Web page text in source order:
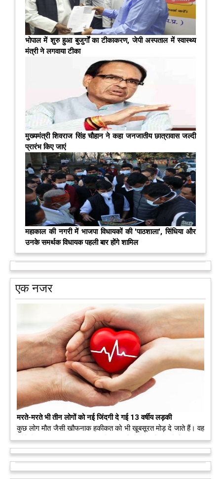
भोपाल में शुरु हुआ बुजुर्गों का टीकाकरण, जेपी अस्‍पताल में स्‍वास्‍थ्‍य
मंत्री ने लगवाया टीका
मुख्यमंत्री शिवराज सिंह चौहान ने कहा जनजातीय छात्रावास जल्‍दी
प्रारंभ किए जाएं
महाकाल की नगरी में भाजपा विधायकों की 'पाठशाला', सिंधिया और
उनके समर्थक विधायक पहली बार होंगे शामिल
एक नजर
मरते-मरते भी तीन लोगों को नई जिंदगी दे गई 13 वर्षीय लड़की
कुछ लोग मौत जैसी खौफनाक हकीकत को भी खूबसूरत मोड़ दे जाते हैं। वह
मरने के बाद भी इस धरती पर अपने आप को जीवित छोड़ ज़ाते हैं। दुनिया
को अलविदा कह चुकी 13 वर्षीय लड़की के अंगदान से 3 जरूरतमंद लोगों
को नई जिंदगी मिल गई।आगे पढ़ें